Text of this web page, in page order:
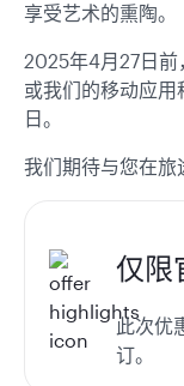
享受艺术的熏陶。
2025年4月27日前
或我们的移动应
日。
我们期待与您在旅
仅限
此次优
订。